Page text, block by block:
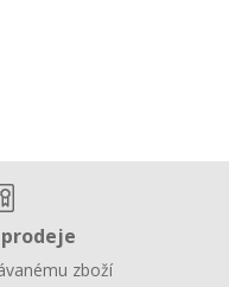
zboží